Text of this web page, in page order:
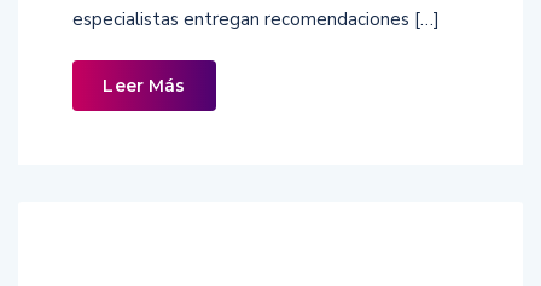
especialistas entregan recomendaciones […]
Leer Más